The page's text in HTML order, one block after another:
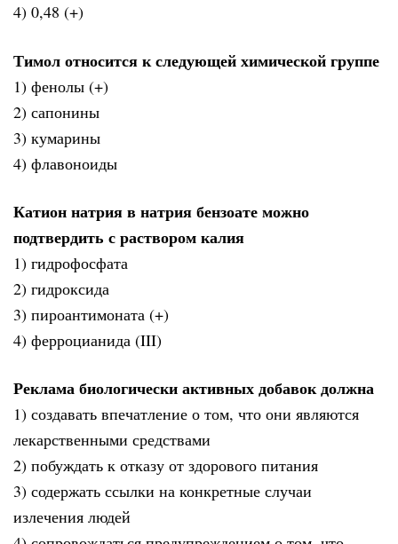
4) 0,48 (+)
Тимол относится к следующей химической группе
1) фенолы (+)
2) сапонины
3) кумарины
4) флавоноиды
Катион натрия в натрия бензоате можно
подтвердить с раствором калия
1) гидрофосфата
2) гидроксида
3) пироантимоната (+)
4) ферроцианида (III)
Реклама биологически активных добавок должна
1) создавать впечатление о том, что они являются
лекарственными средствами
2) побуждать к отказу от здорового питания
3) содержать ссылки на конкретные случаи
излечения людей